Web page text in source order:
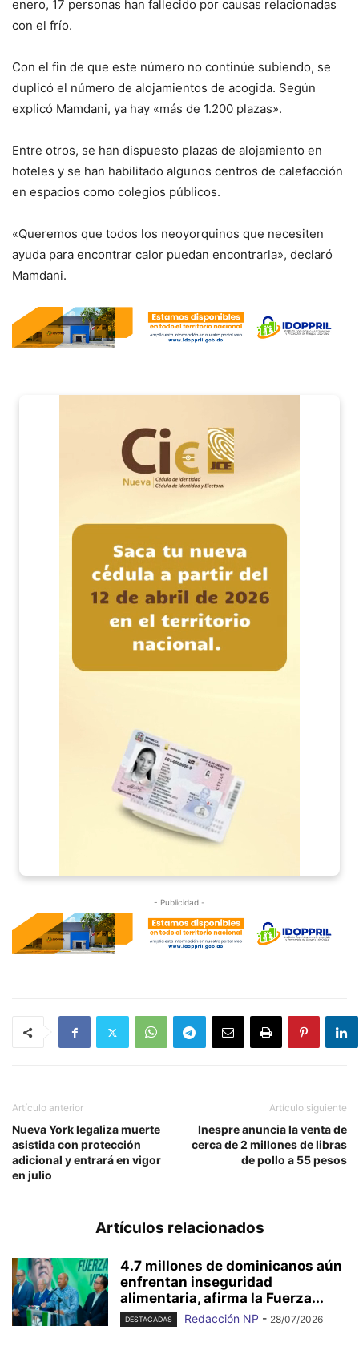
enero, 17 personas han fallecido por causas relacionadas
con el frío.
Con el fin de que este número no continúe subiendo, se
duplicó el número de alojamientos de acogida. Según
explicó Mamdani, ya hay «más de 1.200 plazas».
Entre otros, se han dispuesto plazas de alojamiento en
hoteles y se han habilitado algunos centros de calefacción
en espacios como colegios públicos.
«Queremos que todos los neoyorquinos que necesiten
ayuda para encontrar calor puedan encontrarla», declaró
Mamdani.
- Publicidad -
Artículo anterior
Nueva York legaliza muerte
asistida con protección
adicional y entrará en vigor
en julio
Artículo siguiente
Inespre anuncia la venta de
cerca de 2 millones de libras
de pollo a 55 pesos
Artículos relacionados
4.7 millones de dominicanos aún
enfrentan inseguridad
alimentaria, afirma la Fuerza...
DESTACADAS Redacción NP - 28/07/2026